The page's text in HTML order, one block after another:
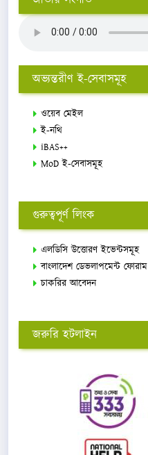
অভ্যন্তরীণ ই-সেবাসমূহ
ওয়েব মেইল
ই-নথি
iBAS++
MoD ই-সেবাসমূহ
গুরুত্বপূর্ণ লিংক
এলডিসি উত্তোরণ ইভেন্টসমূহ
বাংলাদেশ ডেভলাপমেন্ট ফোরাম
চাকরির আবেদন
জরুরি হটলাইন